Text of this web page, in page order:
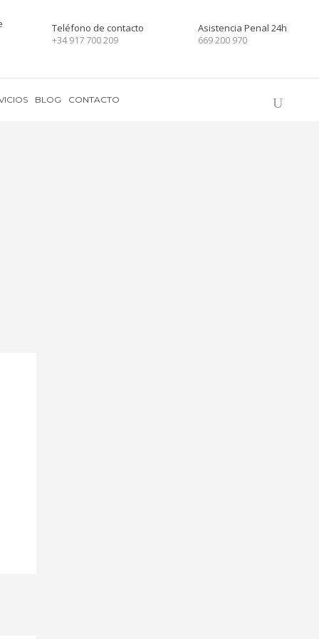
Teléfono de contacto
+34 917 700 209
Asistencia Penal 24h
669 200 970
BLOG CONTACTO